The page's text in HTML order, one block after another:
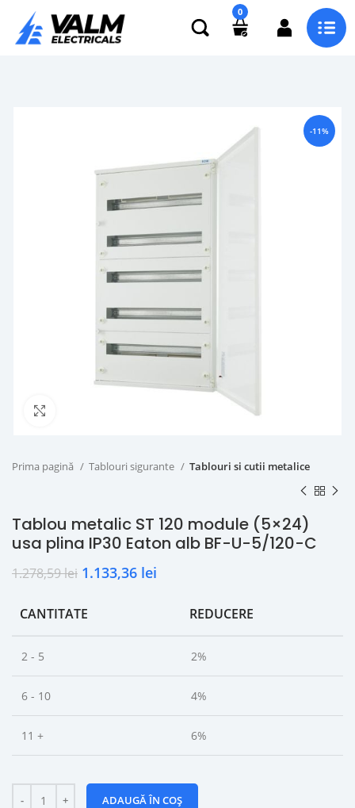
0
-11%
Prima pagină Tablouri sigurante Tablouri si cutii metalice
Tablou metalic ST 120 module (5×24)
usa plina IP30 Eaton alb BF-U-5/120-C
1.278,59lei 1.133,36 lei
CANTITATE REDUCERE
2 - 5 2%
6 - 10 4%
11 + 6%
ADAUGĂ ÎN COȘ